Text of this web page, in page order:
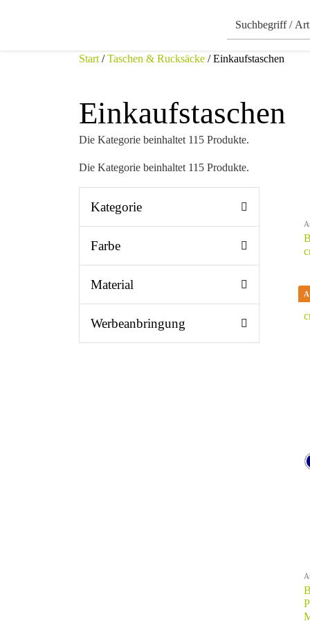
Start /Taschen & Rucksäcke / Einkaufstaschen
Einkaufstaschen
Die Kategorie beinhaltet 115 Produkte.
Die Kategorie beinhaltet 115 Produkte.
Kategorie
Farbe
Material
Werbeanbringung